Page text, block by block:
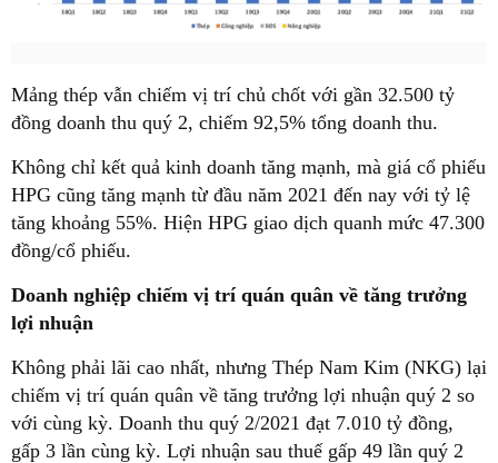
Mảng thép vẫn chiếm vị trí chủ chốt với gần 32.500 tỷ
đồng doanh thu quý 2, chiếm 92,5% tổng doanh thu.
Không chỉ kết quả kinh doanh tăng mạnh, mà giá cổ phiếu
HPG cũng tăng mạnh từ đầu năm 2021 đến nay với tỷ lệ
tăng khoảng 55%. Hiện HPG giao dịch quanh mức 47.300
đồng/cổ phiếu.
Doanh nghiệp chiếm vị trí quán quân về tăng trưởng
lợi nhuận
Không phải lãi cao nhất, nhưng Thép Nam Kim (NKG) lại
chiếm vị trí quán quân về tăng trưởng lợi nhuận quý 2 so
với cùng kỳ. Doanh thu quý 2/2021 đạt 7.010 tỷ đồng,
gấp 3 lần cùng kỳ. Lợi nhuận sau thuế gấp 49 lần quý 2